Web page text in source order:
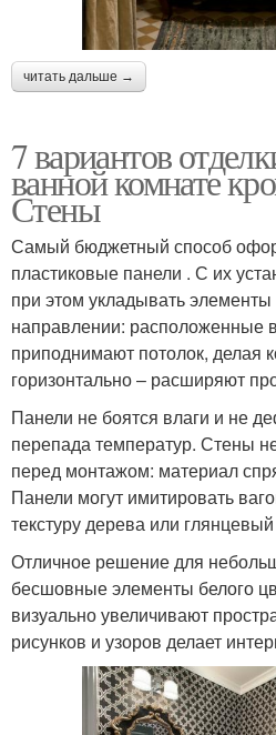
читать дальше →
7 вариантов
ванной комнате
Стены
Самый бюджетный способ
пластиковые панели . С их
при этом укладывать
направлении: расположенные
приподнимают потолок, делая
горизонтально – расширяют
Панели не боятся влаги и не
перепада температур. Стены
перед монтажом: материал
Панели могут имитировать
текстуру дерева или глянцевый
Отличное решение для
бесшовные элементы белого
визуально увеличивают
рисунков и узоров делает